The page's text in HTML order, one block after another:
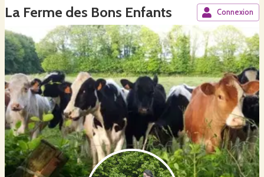
La Ferme des Bons Enfants Connexion